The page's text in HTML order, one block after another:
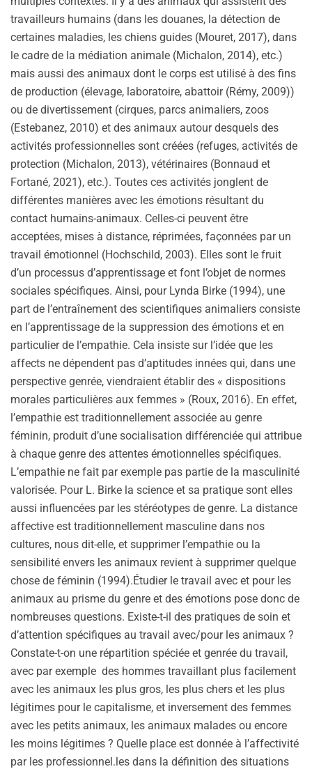
travailleurs humains (dans les douanes, la détection de
certaines maladies, les chiens guides (Mouret, 2017), dans
le cadre de la médiation animale (Michalon, 2014), etc.)
mais aussi des animaux dont le corps est utilisé à des fins
de production (élevage, laboratoire, abattoir (Rémy, 2009))
ou de divertissement (cirques, parcs animaliers, zoos
(Estebanez, 2010) et des animaux autour desquels des
activités professionnelles sont créées (refuges, activités de
protection (Michalon, 2013), vétérinaires (Bonnaud et
Fortané, 2021), etc.). Toutes ces activités jonglent de
différentes manières avec les émotions résultant du
contact humains-animaux. Celles-ci peuvent être
acceptées, mises à distance, réprimées, façonnées par un
travail émotionnel (Hochschild, 2003). Elles sont le fruit
d’un processus d’apprentissage et font l’objet de normes
sociales spécifiques. Ainsi, pour Lynda Birke (1994), une
part de l’entraînement des scientifiques animaliers consiste
en l’apprentissage de la suppression des émotions et en
particulier de l’empathie. Cela insiste sur l’idée que les
affects ne dépendent pas d’aptitudes innées qui, dans une
perspective genrée, viendraient établir des « dispositions
morales particulières aux femmes » (Roux, 2016). En effet,
l’empathie est traditionnellement associée au genre
féminin, produit d’une socialisation différenciée qui attribue
à chaque genre des attentes émotionnelles spécifiques.
L’empathie ne fait par exemple pas partie de la masculinité
valorisée. Pour L. Birke la science et sa pratique sont elles
aussi influencées par les stéréotypes de genre. La distance
affective est traditionnellement masculine dans nos
cultures, nous dit-elle, et supprimer l’empathie ou la
sensibilité envers les animaux revient à supprimer quelque
chose de féminin (1994).Étudier le travail avec et pour les
animaux au prisme du genre et des émotions pose donc de
nombreuses questions. Existe-t-il des pratiques de soin et
d’attention spécifiques au travail avec/pour les animaux ?
Constate-t-on une répartition spéciée et genrée du travail,
avec par exemple des hommes travaillant plus facilement
avec les animaux les plus gros, les plus chers et les plus
légitimes pour le capitalisme, et inversement des femmes
avec les petits animaux, les animaux malades ou encore
les moins légitimes ? Quelle place est donnée à l’affectivité
par les professionnel.les dans la définition des situations